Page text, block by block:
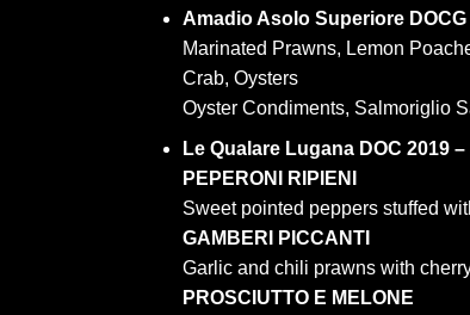
Amadio Asolo Superiore DOCG
Marinated Prawns, Lemon
Crab, Oysters
Oyster Condiments, Salmoriglio
Le Qualare Lugana DOC 2019 –
PEPERONI RIPIENI
Sweet pointed peppers stuffed
GAMBERI PICCANTI
Garlic and chili prawns with
PROSCIUTTO E MELONE